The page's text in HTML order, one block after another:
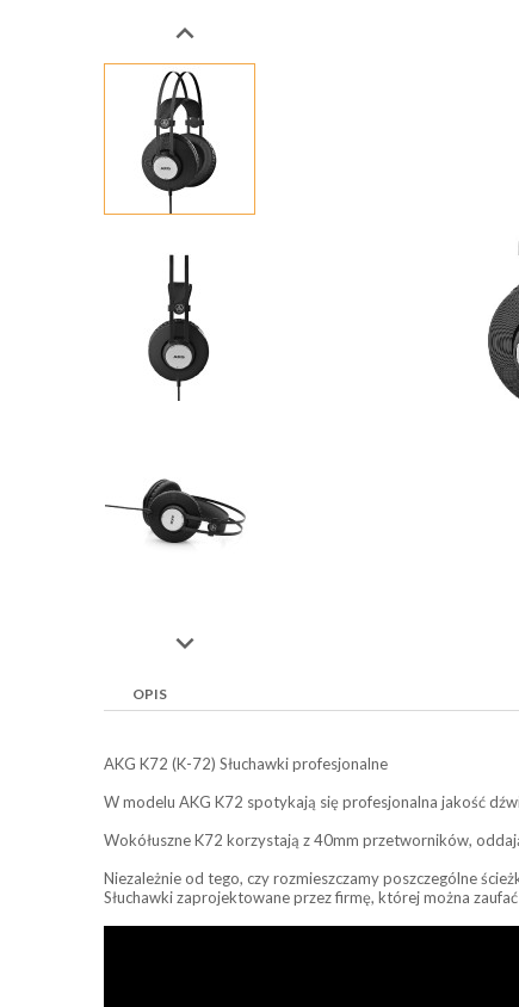


OPIS
AKG K72 (K-72) Słuchawki profesjonalne
W modelu AKG K72 spotykają się profesjonalna jakość
Wokółuszne K72 korzystają z 40mm przetworników,
Niezależnie od tego, czy rozmieszczamy poszczególne
Słuchawki zaprojektowane przez firmę, której można